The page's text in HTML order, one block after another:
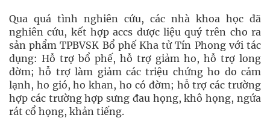
Qua quá tình nghiên cứu, các nhà khoa học đã
nghiên cứu, kết hợp accs dược liệu quý trên cho ra
sản phẩm TPBVSK Bổ phế Kha tử Tín Phong với tác
dụng: Hỗ trợ bổ phế, hỗ trợ giảm ho, hỗ trợ long
đờm; hỗ trợ làm giảm các triệu chứng ho do cảm
lạnh, ho gió, ho khan, ho có đờm; hỗ trợ các trường
hợp các trường hợp sưng đau họng, khô họng, ngứa
rát cổ họng, khản tiếng.